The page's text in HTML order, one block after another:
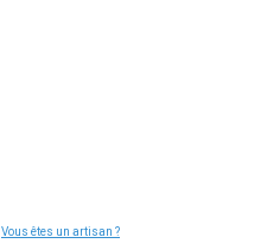
Vous êtes un artisan ?